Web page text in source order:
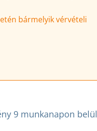
bármelyik vérvételi
9 munkanapon belül